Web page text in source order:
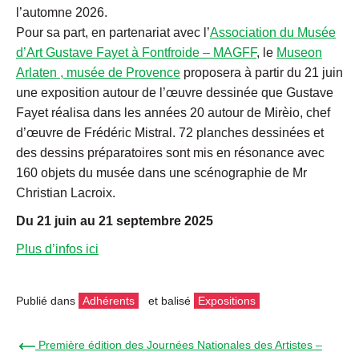
l’automne 2026.
Pour sa part, en partenariat avec l’Association du Musée
d’Art Gustave Fayet à Fontfroide – MAGFF, le Museon
Arlaten , musée de Provence proposera à partir du 21 juin
une exposition autour de l’œuvre dessinée que Gustave
Fayet réalisa dans les années 20 autour de Mirèio, chef
d’œuvre de Frédéric Mistral. 72 planches dessinées et
des dessins préparatoires sont mis en résonance avec
160 objets du musée dans une scénographie de Mr
Christian Lacroix.
Du 21 juin au 21 septembre 2025
Plus d’infos ici
Publié dans Adhérents et balisé Expositions
← Première édition des Journées Nationales des Artistes –